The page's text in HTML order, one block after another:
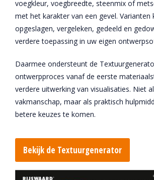
voegkleur, voegbreedte, steenmix of
met het karakter van een gevel. Varianten
opgeslagen, vergeleken, gedeeld en
verdere toepassing in uw eigen
Daarmee ondersteunt de
ontwerpproces vanaf de eerste
verdere uitwerking van visualisaties. Niet
vakmanschap, maar als praktisch
betere keuzes te komen.
Bekijk de Textuurgenerator